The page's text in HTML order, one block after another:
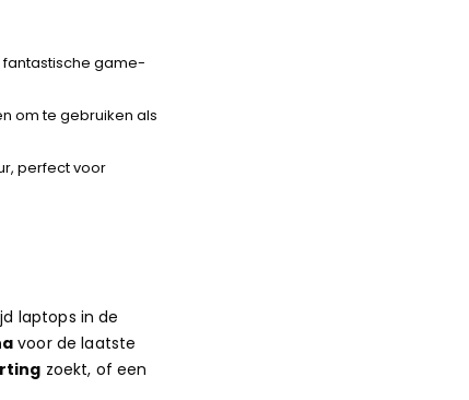
fantastische game-
om te gebruiken als
perfect voor
laptops in de
voor de laatste
zoekt, of een